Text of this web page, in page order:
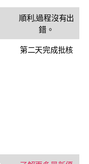
順利,過程沒有出
錯。
第二天完成批核